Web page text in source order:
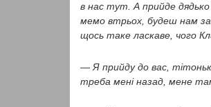
в нас тут. А прийде
мемо втрьох, будеш нам за
щось таке ласкаве, чого
— Я прийду до вас,
треба мені назад, мене